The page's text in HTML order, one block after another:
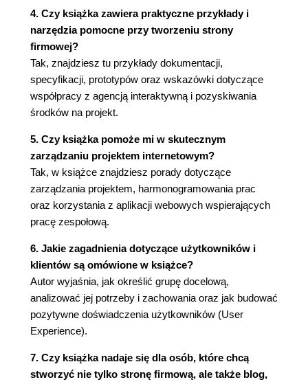
Web 3.0 (107)
Rozdział 4. Dokumentacja projektu, zapytania,
prototypy oraz specyfikacja strony internetowej
(113)
Wprowadzenie (113)
Karta projektu (114)
Manifest - cele i założenia projektu (115)
Harmonogram prac (116)
Zapytania ofertowe (117)
Typowe błędy (118)
O wykonaniu strony internetowej (120)
Specyfikacja strony internetowej (121)
(SSI) (121)
Dlaczego specyfikacja jest potrzebna? (121)
Dlaczego aż dwie specyfikacje? (122)
Jak wygląda, a jak powinna wyglądać
specyfikacja? (122)
Raporty (133)
Kłamać czy nie kłamać - czyli dylematy
project managera (135)
4. Czy książka zawiera praktyczne przykłady i
narzędzia pomocne przy tworzeniu strony
firmowej?
Tak, znajdziesz tu przykłady dokumentacji,
specyfikacji, prototypów oraz wskazówki dotyczące
współpracy z agencją interaktywną i pozyskiwania
środków na projekt.
5. Czy książka pomoże mi w skutecznym
zarządzaniu projektem internetowym?
Tak, w książce znajdziesz porady dotyczące
zarządzania projektem, harmonogramowania prac
oraz korzystania z aplikacji webowych wspierających
pracę zespołową.
6. Jakie zagadnienia dotyczące użytkowników i
klientów są omówione w książce?
Autor wyjaśnia, jak określić grupę docelową,
analizować jej potrzeby i zachowania oraz jak budować
pozytywne doświadczenia użytkowników (User
Experience).
7. Czy książka nadaje się dla osób, które chcą
stworzyć nie tylko stronę firmową, ale także blog,